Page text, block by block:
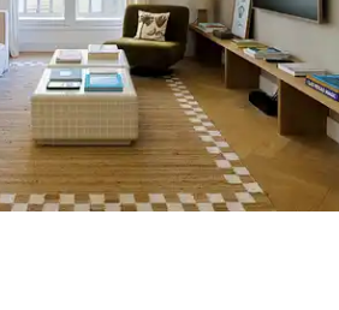
Casa en campo de golf